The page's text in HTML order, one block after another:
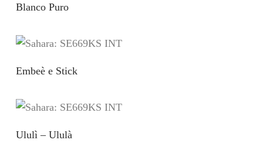
Blanco Puro
Embeè e Stick
Ululì – Ululà